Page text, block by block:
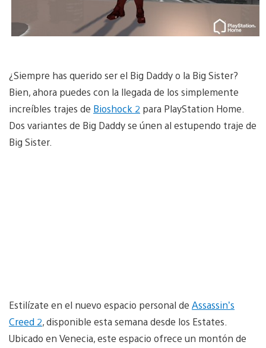
¿Siempre has querido ser el Big Daddy o la Big Sister?
Bien, ahora puedes con la llegada de los simplemente
increíbles trajes de Bioshock 2 para PlayStation Home.
Dos variantes de Big Daddy se únen al estupendo traje de
Big Sister.
Estilízate en el nuevo espacio personal de Assassin’s
Creed 2, disponible esta semana desde los Estates.
Ubicado en Venecia, este espacio ofrece un montón de